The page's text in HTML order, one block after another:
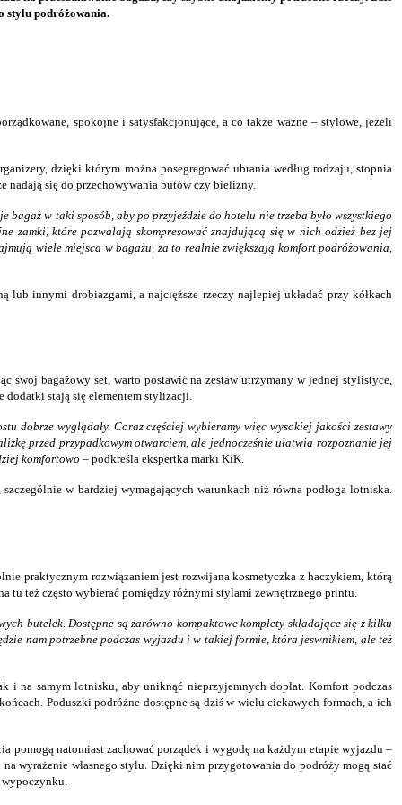
stylu podróżowania.
spokojne i satysfakcjonujące, a co także ważne – stylowe, jeżeli
dzięki którym można posegregować ubrania według rodzaju, stopnia
nadają się do przechowywania butów czy bielizny.
w taki sposób, aby po przyjeździe do hotelu nie trzeba było wszystkiego
zamki, które pozwalają skompresować znajdującą się w nich odzież bez jej
wiele miejsca w bagażu, za to realnie zwiększają komfort podróżowania,
lub innymi drobiazgami, a najcięższe rzeczy najlepiej układać przy kółkach
swój bagażowy set, warto postawić na zestaw utrzymany w jednej stylistyce,
dodatki stają się elementem stylizacji.
dobrze wyglądały. Coraz częściej wybieramy więc wysokiej jakości zestawy
przed przypadkowym otwarciem, ale jednocześnie ułatwia rozpoznanie jej
komfortowo – podkreśla ekspertka marki KiK.
w bardziej wymagających warunkach niż równa podłoga lotniska.
praktycznym rozwiązaniem jest rozwijana kosmetyczka z haczykiem, którą
tu też często wybierać pomiędzy różnymi stylami zewnętrznego printu.
butelek. Dostępne są zarówno kompaktowe komplety składające się z kilku
nam potrzebne podczas wyjazdu i w takiej formie, która jeswnikiem, ale też
i na samym lotnisku, aby uniknąć nieprzyjemnych dopłat. Komfort podczas
Poduszki podróżne dostępne są dziś w wielu ciekawych formach, a ich
natomiast zachować porządek i wygodę na każdym etapie wyjazdu –
wyrażenie własnego stylu. Dzięki nim przygotowania do podróży mogą stać
wypoczynku.